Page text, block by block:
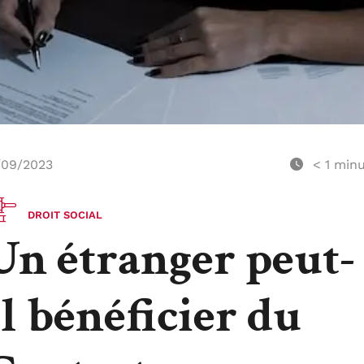
09/2023 < 1
DROIT SOCIAL
étranger peut-
bénéficier du